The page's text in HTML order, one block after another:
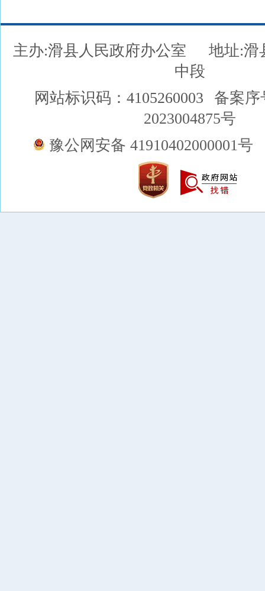
主办:滑县人民政府办公室
地址:滑
中段
网站标识码：4105260003
备案序
2023004875号
豫公网安备 41910402000001号